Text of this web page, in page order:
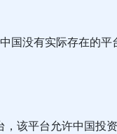
国没有实际存在的平
该平台允许中国投